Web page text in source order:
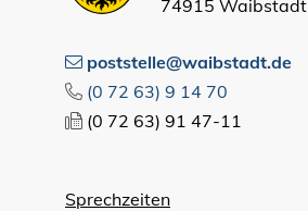
74915 Waibstadt
poststelle@waibstadt.de
(0 72 63) 9 14 70
(0 72 63) 91 47-11
Sprechzeiten